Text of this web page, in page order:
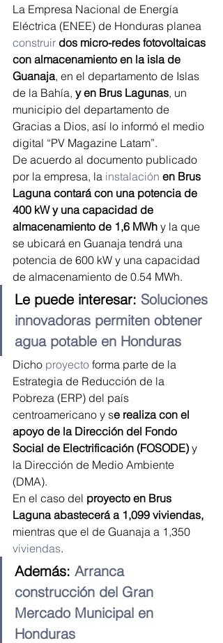
La Empresa Nacional de Energía
Eléctrica (ENEE) de Honduras planea
construir dos micro-redes fotovoltaicas
con almacenamiento en la isla de
Guanaja, en el departamento de Islas
de la Bahía, y en Brus Lagunas, un
municipio del departamento de
Gracias a Dios, así lo informó el medio
digital “PV Magazine Latam”.
De acuerdo al documento publicado
por la empresa, la instalación en Brus
Laguna contará con una potencia de
400 kW y una capacidad de
almacenamiento de 1,6 MWh y la que
se ubicará en Guanaja tendrá una
potencia de 600 kW y una capacidad
de almacenamiento de 0.54 MWh.
Le puede interesar: Soluciones
innovadoras permiten obtener
agua potable en Honduras
Dicho proyecto forma parte de la
Estrategia de Reducción de la
Pobreza (ERP) del país
centroamericano y se realiza con el
apoyo de la Dirección del Fondo
Social de Electrificación (FOSODE) y
la Dirección de Medio Ambiente
(DMA).
En el caso del proyecto en Brus
Laguna abastecerá a 1,099 viviendas,
mientras que el de Guanaja a 1,350
viviendas.
Además: Arranca
construcción del Gran
Mercado Municipal en
Honduras